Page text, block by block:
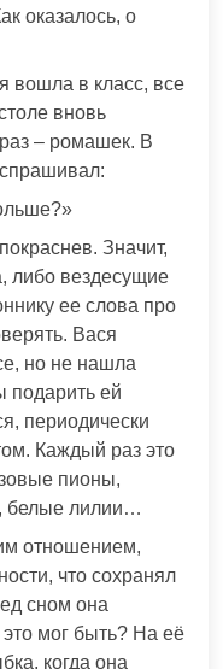
оказалось, о
вошла в класс, все
вновь
раз – ромашек. В
Значит,
либо вездесущие
ее слова про
Вася
но не нашла
подарить ей
периодически
Каждый раз это
пионы,
белые лилии…
отношением,
что сохранял
сном она
мог быть? На её
когда она